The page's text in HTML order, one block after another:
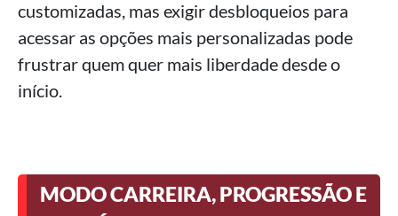
customizadas, mas exigir desbloqueios para
acessar as opções mais personalizadas pode
frustrar quem quer mais liberdade desde o
início.
MODO CARREIRA, PROGRESSÃO E